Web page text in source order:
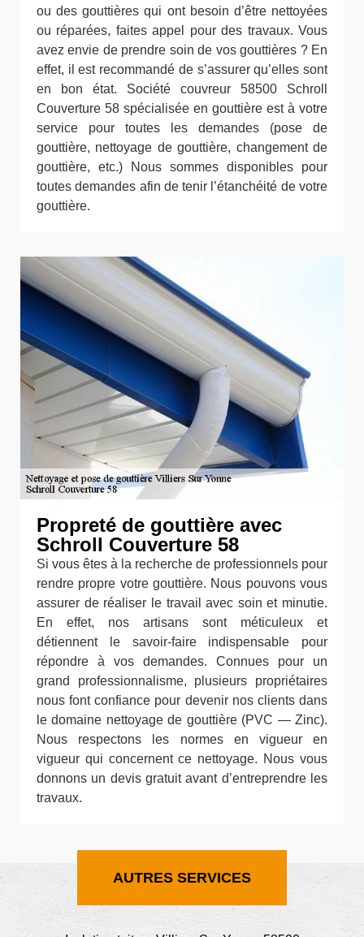
ou des gouttières qui ont besoin d’être nettoyées
ou réparées, faites appel pour des travaux. Vous
avez envie de prendre soin de vos gouttières ? En
effet, il est recommandé de s’assurer qu’elles sont
en bon état. Société couvreur 58500 Schroll
Couverture 58 spécialisée en gouttière est à votre
service pour toutes les demandes (pose de
gouttière, nettoyage de gouttière, changement de
gouttière, etc.) Nous sommes disponibles pour
toutes demandes afin de tenir l’étanchéité de votre
gouttière.
Propreté de gouttière avec
Schroll Couverture 58
Si vous êtes à la recherche de professionnels pour
rendre propre votre gouttière. Nous pouvons vous
assurer de réaliser le travail avec soin et minutie.
En effet, nos artisans sont méticuleux et
détiennent le savoir-faire indispensable pour
répondre à vos demandes. Connues pour un
grand professionnalisme, plusieurs propriétaires
nous font confiance pour devenir nos clients dans
le domaine nettoyage de gouttière (PVC — Zinc).
Nous respectons les normes en vigueur en
vigueur qui concernent ce nettoyage. Nous vous
donnons un devis gratuit avant d’entreprendre les
travaux.
AUTRES SERVICES